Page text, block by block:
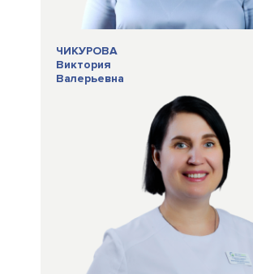
ЧИКУРОВА
Виктория
Валерьевна